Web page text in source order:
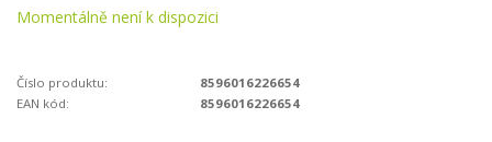
Momentálně není k dispozici
Číslo produktu:
8596016226654
EAN kód:
8596016226654